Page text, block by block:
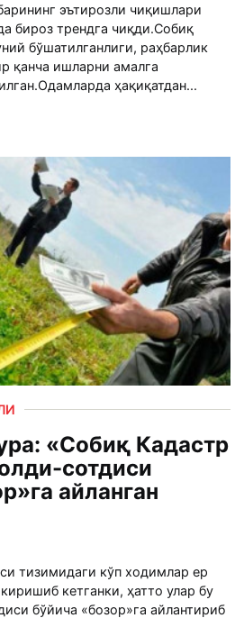
эътирозли чиқишлари
бироз трендга чиқди.Собиқ
бўшатилганлиги, раҳбарлик
қанча ишларни амалга
ҳақиқатдан...
«Собиқ Кадастр
сотдиси
айланган
тизимидаги кўп ходимлар ер
кетганки, ҳатто улар бу
бўйича «бозор»га айлантириб